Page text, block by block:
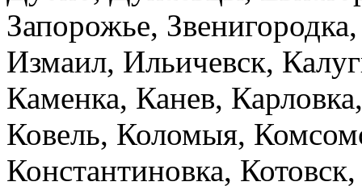
Запорожье,
Измаил, Ильичевск,
Каменка, Канев,
Ковель, Коломыя,
Константиновка,